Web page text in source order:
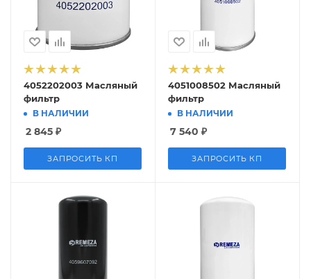
4052202003 Масляный
фильтр
В НАЛИЧИИ
2 845 ₽
ЗАПРОСИТЬ КП
4051008502 Масляный
фильтр
В НАЛИЧИИ
7 540 ₽
ЗАПРОСИТЬ КП